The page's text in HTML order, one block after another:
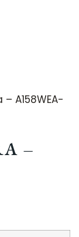
A158WEA-
–